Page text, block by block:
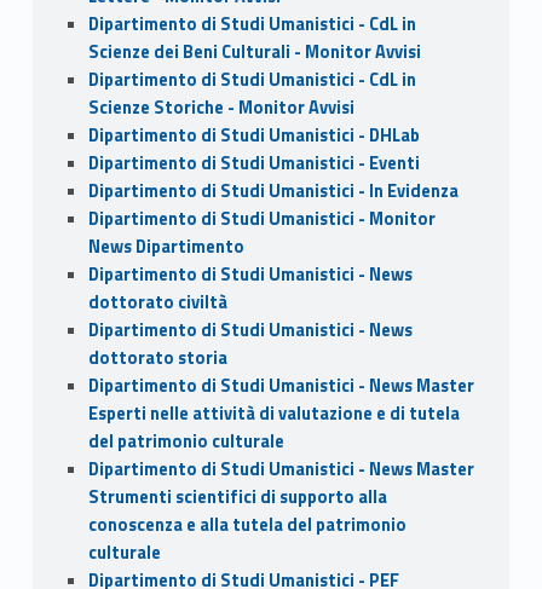
Dipartimento di Studi Umanistici - CdL in
Scienze dei Beni Culturali - Monitor Avvisi
Dipartimento di Studi Umanistici - CdL in
Scienze Storiche - Monitor Avvisi
Dipartimento di Studi Umanistici - DHLab
Dipartimento di Studi Umanistici - Eventi
Dipartimento di Studi Umanistici - In Evidenza
Dipartimento di Studi Umanistici - Monitor
News Dipartimento
Dipartimento di Studi Umanistici - News
dottorato civiltà
Dipartimento di Studi Umanistici - News
dottorato storia
Dipartimento di Studi Umanistici - News Master
Esperti nelle attività di valutazione e di tutela
del patrimonio culturale
Dipartimento di Studi Umanistici - News Master
Strumenti scientifici di supporto alla
conoscenza e alla tutela del patrimonio
culturale
Dipartimento di Studi Umanistici - PEF